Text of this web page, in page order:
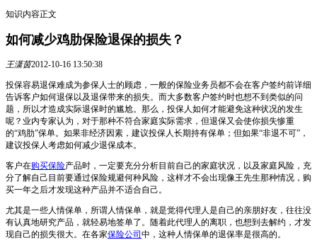
知识内容正文
如何减少鸡肋保险退保的损失？
王潇茵2012-10-16 13:50:38
投保容易退保难成为参保人士的顾虑，一般的保险业务员都不会在客户签约前详细
告诉客户如何退保以及退保带来的损失。而大多数客户签约时也想不到类似的问
题，所以才造成实际退保时的尴尬。那么，投保人如何才能避免这种状况的发生
呢？业内专家认为，对于那种不符合家庭实际需求，但退保又会使你损失惨重
的“鸡肋”保单。如果非经济因素，建议投保人长期持有保单；但如果“非退不可”，
建议投保人考虑如何减少退保成本。
客户在购买保险产品时，一定要充分分析目前自己的家庭状况，以及家庭风险，充
分了解自己目前要通过保险规避何种风险，这样才不会出现像王先生那种情况，购
买一年之后才发现这种产品并不适合自己。
尤其是一些人情保单，所谓人情保单，就是觉得代理人是自己的亲朋好友，往往没
有认真地研究产品，就轻易地签单了。随着此代理人的离职，也想到去解约，才发
现自己的损失很大。在各家保险公司中，这种人情保单的退保率是很高的。